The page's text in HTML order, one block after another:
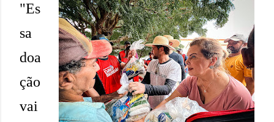
"Es
sa
doa
ção
vai